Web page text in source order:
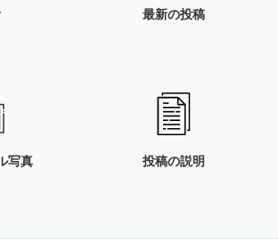
最新の投稿
写真 投稿の説明